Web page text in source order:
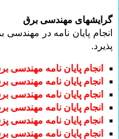
گرایشهای مهندسی برق
انجام پایان نامه در
پذیرد.
انجام پایان نامه مهندسی
انجام پایان نامه مهندسی
انجام پایان نامه مهندسی
انجام پایان نامه مهندسی
انجام پایان نامه مهندسی
انجام پایان نامه مهندسی